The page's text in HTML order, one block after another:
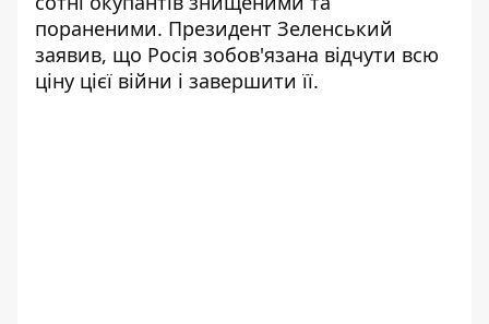
пораненими. Президент Зеленський
заявив, що Росія зобов'язана відчути всю
ціну цієї війни і завершити її.